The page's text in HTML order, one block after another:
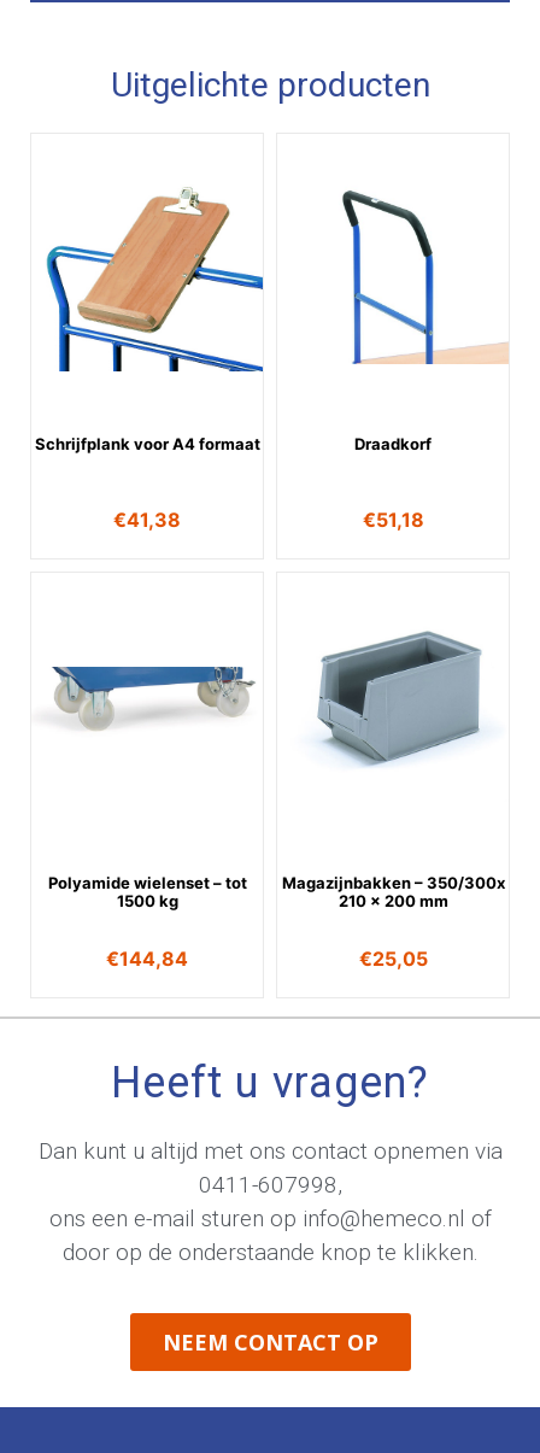
Uitgelichte producten
Schrijfplank voor A4 formaat
€41,38
Draadkorf
€51,18
Polyamide wielenset – tot
1500 kg
€144,84
Magazijnbakken – 350/300x
210 x 200 mm
€25,05
Heeft u vragen?
Dan kunt u altijd met ons contact opnemen via
0411-607998,
ons een e-mail sturen op info@hemeco.nl of
door op de onderstaande knop te klikken.
NEEM CONTACT OP